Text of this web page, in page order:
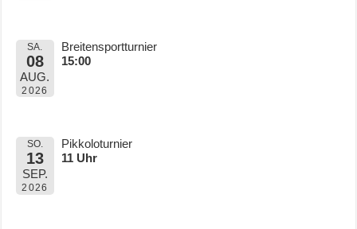
SA.
08
AUG.
2026
Breitensportturnier
15:00
SO.
13
SEP.
2026
Pikkoloturnier
11 Uhr